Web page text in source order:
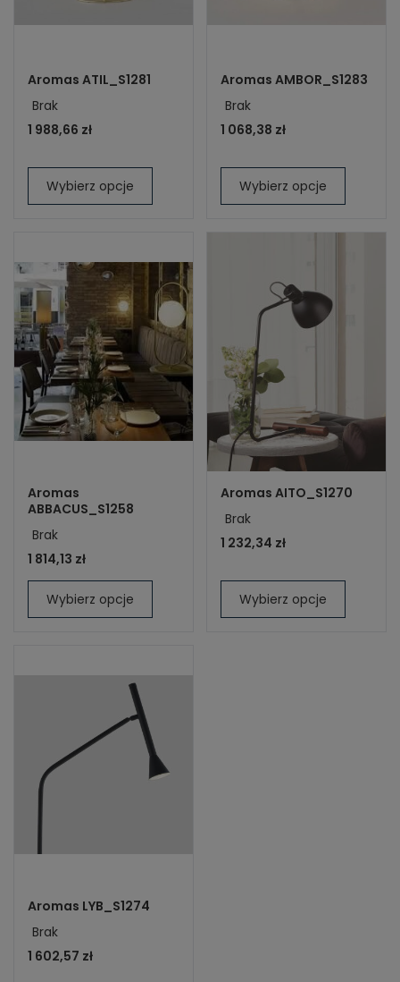
Aromas ATIL_S1281
Brak
1 988,66 zł
Wybierz opcje
Aromas AMBOR_S1283
Brak
1 068,38 zł
Wybierz opcje
Aromas
ABBACUS_S1258
Brak
1 814,13 zł
Wybierz opcje
Aromas AITO_S1270
Brak
1 232,34 zł
Wybierz opcje
Aromas LYB_S1274
Brak
1 602,57 zł